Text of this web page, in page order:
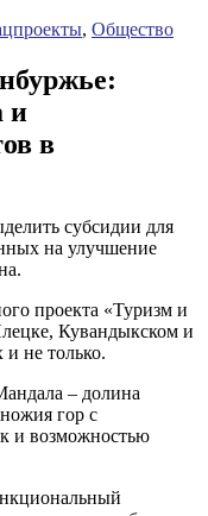
, Общество
и
в
субсидии для
на улучшение
проекта «Туризм и
Кувандыкском и
не только.
– долина
гор с
и возможностью